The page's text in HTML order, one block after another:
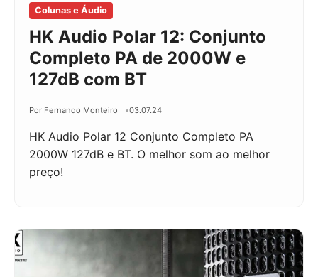
Colunas e Áudio
HK Audio Polar 12: Conjunto
Completo PA de 2000W e
127dB com BT
Por Fernando Monteiro 03.07.24
HK Audio Polar 12 Conjunto Completo PA
2000W 127dB e BT. O melhor som ao melhor
preço!